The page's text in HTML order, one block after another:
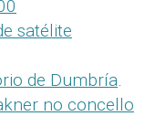
satélite
de Dumbría.
no concello